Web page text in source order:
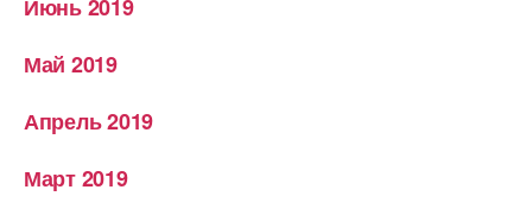
Июнь 2019
Май 2019
Апрель 2019
Март 2019